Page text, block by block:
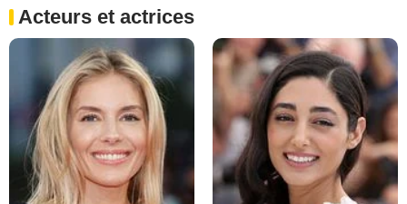
Acteurs et actrices